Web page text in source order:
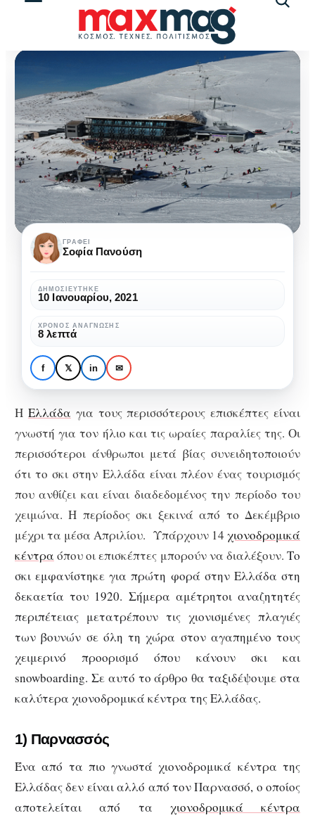
ΕΛΛΆΔΑ ΕΝΑΛΛΑΚΤΙΚΌΣ ΤΟΥΡΙΣΜΌΣ
Τα καλύτερα
χιονοδρομικά κέντρα
της Ελλάδας
Τα
καλύτερα
χιονοδρομικά
κέντρα
της
Ελλάδας
ΓΡΆΦΕΙ
Σοφία Πανούση
ΔΗΜΟΣΙΕΎΤΗΚΕ
10 Ιανουαρίου, 2021
ΧΡΌΝΟΣ ΑΝΆΓΝΩΣΗΣ
8 λεπτά
f 𝕏 in ✉
H Ελλάδα για τους περισσότερους επισκέπτες είναι
γνωστή για τον ήλιο και τις ωραίες παραλίες της. Οι
περισσότεροι άνθρωποι μετά βίας συνειδητοποιούν
ότι το σκι στην Ελλάδα είναι πλέον ένας τουρισμός
που ανθίζει και είναι διαδεδομένος την περίοδο του
χειμώνα. Η περίοδος σκι ξεκινά από το Δεκέμβριο
μέχρι τα μέσα Απριλίου. Υπάρχουν 14 χιονοδρομικά
κέντρα όπου οι επισκέπτες μπορούν να διαλέξουν. Το
σκι εμφανίστηκε για πρώτη φορά στην Ελλάδα στη
δεκαετία του 1920. Σήμερα αμέτρητοι αναζητητές
περιπέτειας μετατρέπουν τις χιονισμένες πλαγιές
των βουνών σε όλη τη χώρα στον αγαπημένο τους
χειμερινό προορισμό όπου κάνουν σκι και
snowboarding. Σε αυτό το άρθρο θα ταξιδέψουμε στα
καλύτερα χιονοδρομικά κέντρα της Ελλάδας.
1) Παρνασσός
Ένα από τα πιο γνωστά χιονοδρομικά κέντρα της
Ελλάδας δεν είναι αλλό από τον Παρνασσό, ο οποίος
αποτελείται από τα χιονοδρομικά κέντρα